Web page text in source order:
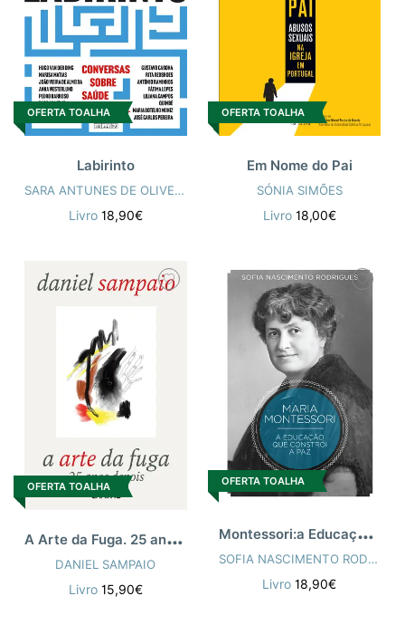
OFERTA TOALHA
Labirinto
SARA ANTUNES DE OLIVEIRA
CARLA JORGE DE CARVALHO
Livro 18,90€
OFERTA TOALHA
Em Nome do Pai
SÓNIA SIMÕES
Livro 18,00€
OFERTA TOALHA
A
Arte da Fuga. 25 anos depois
DANIEL SAMPAIO
Livro 15,90€
OFERTA TOALHA
M
ontessori:a Educação que Constrói a Paz
SOFIA NASCIMENTO RODRIGUES
Livro18,90€